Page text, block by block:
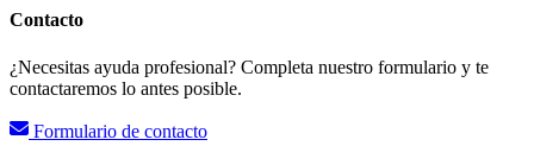
Contacto
¿Necesitas ayuda profesional? Completa nuestro formulario y te
contactaremos lo antes posible.
Formulario de contacto